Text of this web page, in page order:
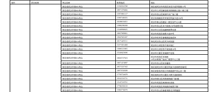
省市 承办机构 考点名称 联系电话 地址
湖北省武汉市第001考点 15392916780
湖北省武汉市武昌区友谊大道学院路12号
湖北省武汉市第002考点
18971376066
武汉市江岸区解放路东部购物公园C5栋三楼
湖北省武汉市第003考点
15972981117
武汉市洪山区南湖中央广场二楼
湖北省武汉市第004考点
15997100355
武汉东湖新技术开发区民族大道330号
湖北省武汉市第005考点
18108610451
武汉市青山区建设一路宝业中心A座
湖北省武汉市第006考点
13986290268
武汉市洪山区卓刀泉路238号雄楚天地
湖北省武汉市第007考点
13349990025
武汉市江汉区姑嫂树路季佳荟
湖北省武汉市第008考点
18827089801
武汉市武昌区雄楚大道89号
湖北省武汉市第009考点
19947665207
武汉市经开区春晓路廷瑞优米
湖北省武汉市第010考点
18171425511
湖北武汉洪山区武大科技园
湖北省武汉市第011考点
15271921468
武汉市江岸区塔子湖天地汇
湖北省武汉市第012考点
13006121865
武汉市江岸区塔子湖东路18号
湖北省武汉市第013考点
15549423696 武汉市江夏区龙城路中谷苑
湖北省武汉市第014考点 18602727923
武汉市武昌区东湖路
10号水果湖广场水广教育中心三楼
湖北省武汉市第015考点
18871474997
武汉市洪山区徐东馨苑
湖北省武汉市第016考点
18571527162
湖北省武汉市江夏区民族大道锦绣龙城F区
湖北省武汉市第017考点
18972550589
湖北省宜昌市枝江市南港路中央山水一期
湖北省武汉市第018考点
17702724478
湖北省武汉市江夏区大桥大花岭新街
湖北省武汉市第019考点
18162316731
武汉市硚口区武胜路凯德广场5楼
湖北省武汉市第020考点
13147210761
武汉市武昌区南湖街松涛苑
湖北省武汉市第021考点
17786358133
武汉市武昌区武珞路百瑞景六期
湖北省武汉市第022考点
15802736070 武汉市洪山区杨春湖路北洋桥鑫园